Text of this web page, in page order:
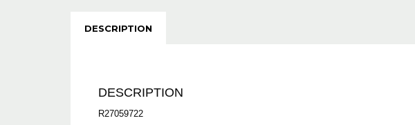
DESCRIPTION
DESCRIPTION
R27059722